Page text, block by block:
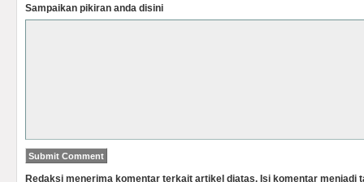
Sampaikan pikiran anda disini
Redaksi menerima komentar terkait artikel diatas. Isi komentar menjadi